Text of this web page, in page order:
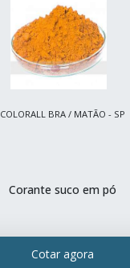
COLORALL BRA / MATÃO - SP
Corante suco em pó
Cotar agora